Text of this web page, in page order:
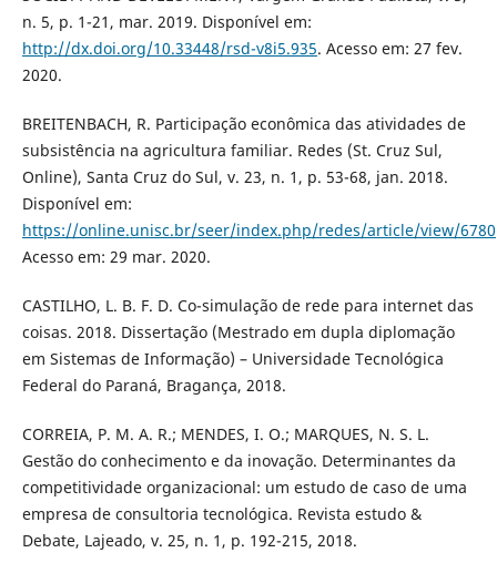
n. 5, p. 1-21, mar. 2019. Disponível em:
http://dx.doi.org/10.33448/rsd-v8i5.935. Acesso em: 27 fev.
2020.
BREITENBACH, R. Participação econômica das atividades de
subsistência na agricultura familiar. Redes (St. Cruz Sul,
Online), Santa Cruz do Sul, v. 23, n. 1, p. 53-68, jan. 2018.
Disponível em:
https://online.unisc.br/seer/index.php/redes/article/view/6780
Acesso em: 29 mar. 2020.
CASTILHO, L. B. F. D. Co-simulação de rede para internet das
coisas. 2018. Dissertação (Mestrado em dupla diplomação
em Sistemas de Informação) – Universidade Tecnológica
Federal do Paraná, Bragança, 2018.
CORREIA, P. M. A. R.; MENDES, I. O.; MARQUES, N. S. L.
Gestão do conhecimento e da inovação. Determinantes da
competitividade organizacional: um estudo de caso de uma
empresa de consultoria tecnológica. Revista estudo &
Debate, Lajeado, v. 25, n. 1, p. 192-215, 2018.